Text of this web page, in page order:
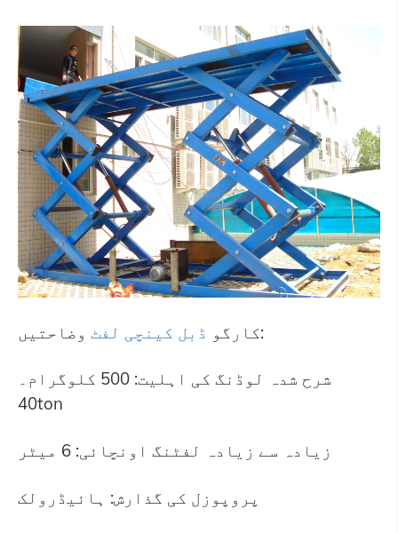
کارگو ڈبل کینچی لفٹ وضاحتیں:
شرح شدہ لوڈنگ کی اہلیت: 500 کلوگرام۔
40ton
زیادہ سے زیادہ لفٹنگ اونچائی: 6 میٹر
پروپوزل کی گذارش: ہائیڈرولک